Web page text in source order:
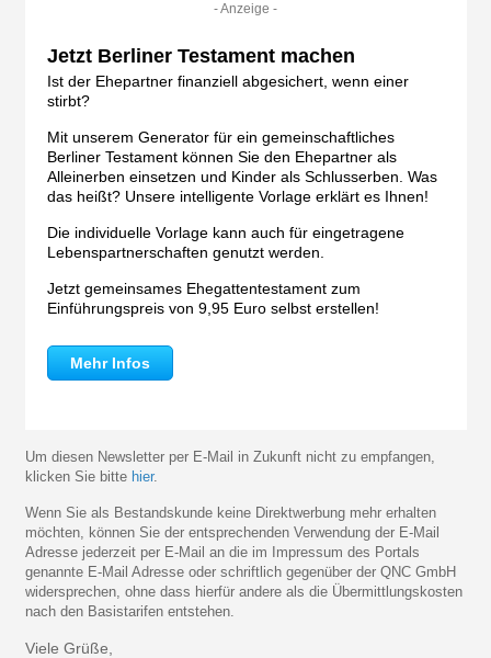
- Anzeige -
Jetzt Berliner Testament machen
Ist der Ehepartner finanziell abgesichert, wenn einer
stirbt?
Mit unserem Generator für ein gemeinschaftliches
Berliner Testament können Sie den Ehepartner als
Alleinerben einsetzen und Kinder als Schlusserben. Was
das heißt? Unsere intelligente Vorlage erklärt es Ihnen!
Die individuelle Vorlage kann auch für eingetragene
Lebenspartnerschaften genutzt werden.
Jetzt gemeinsames Ehegattentestament zum
Einführungspreis von 9,95 Euro selbst erstellen!
Mehr Infos
Um diesen Newsletter per E-Mail in Zukunft nicht zu empfangen,
klicken Sie bitte hier.
Wenn Sie als Bestandskunde keine Direktwerbung mehr erhalten
möchten, können Sie der entsprechenden Verwendung der E-Mail
Adresse jederzeit per E-Mail an die im Impressum des Portals
genannte E-Mail Adresse oder schriftlich gegenüber der QNC GmbH
widersprechen, ohne dass hierfür andere als die Übermittlungskosten
nach den Basistarifen entstehen.
Viele Grüße,